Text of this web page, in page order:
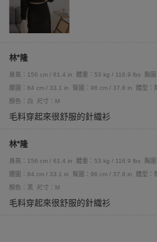
林*隆
身高：156 cm / 61.4 in 體重：53 kg / 116.9 lbs
胸
腰圍：84 cm / 33.1 in
臀圍：96 cm / 37.8 in
體型：
顏色：白
尺寸：M
毛料穿起來很舒服的針織衫
林*隆
身高：156 cm / 61.4 in 體重：53 kg / 116.9 lbs
胸
腰圍：84 cm / 33.1 in
臀圍：96 cm / 37.8 in
體型：
顏色：黑
尺寸：M
毛料穿起來很舒服的針織衫